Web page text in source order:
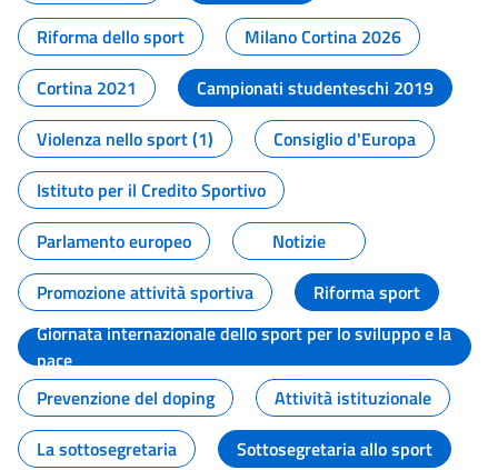
Riforma dello sport
Milano Cortina 2026
Cortina 2021
Campionati studenteschi 2019
Violenza nello sport (1)
Consiglio d'Europa
Istituto per il Credito Sportivo
Parlamento europeo
Notizie
Promozione attività sportiva
Riforma sport
Giornata internazionale dello sport per lo sviluppo e la
pace
Prevenzione del doping
Attività istituzionale
La sottosegretaria
Sottosegretaria allo sport